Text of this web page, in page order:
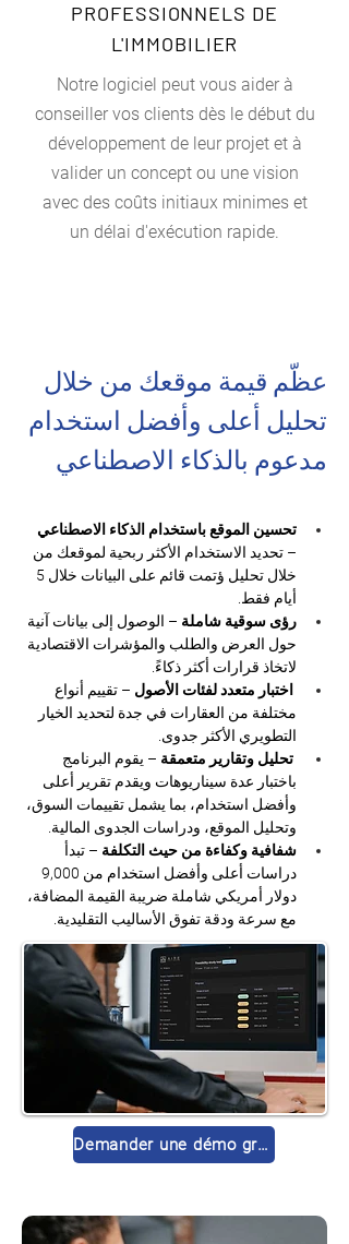
PROFESSIONNELS DE
L'IMMOBILIER
Notre logiciel peut vous aider à
conseiller vos clients dès le début du
développement de leur projet et à
valider un concept ou une vision
avec des coûts initiaux minimes et
un délai d'exécution rapide.
عظّم قيمة موقعك من خلال
تحليل أعلى وأفضل استخدام
مدعوم بالذكاء الاصطناعي
تحسين الموقع باستخدام الذكاء الاصطناعي
– تحديد الاستخدام الأكثر ربحية لموقعك من
أيام فقط.
رؤى سوقية شاملة – الوصول إلى بيانات آنية
حول العرض والطلب والمؤشرات الاقتصادية
لاتخاذ قرارات أكثر ذكاءً.
اختبار متعدد لفئات الأصول – تقييم أنواع
مختلفة من العقارات في جدة لتحديد الخيار
التطويري الأكثر جدوى.
تحليل وتقارير متعمقة – يقوم البرنامج
باختبار عدة سيناريوهات ويقدم تقرير أعلى
وأفضل استخدام، بما يشمل تقييمات السوق،
وتحليل الموقع، ودراسات الجدوى المالية.
شفافية وكفاءة من حيث التكلفة – تبدأ
دولار أمريكي شاملة ضريبة القيمة المضافة،
مع سرعة ودقة تفوق الأساليب التقليدية.
Demander une démo gratuite